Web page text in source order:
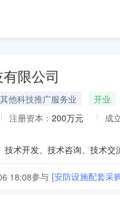
限公司
其他科技推广服务业
开业
注册资本： 200万元 成
18:08参与 [安防设施配套采